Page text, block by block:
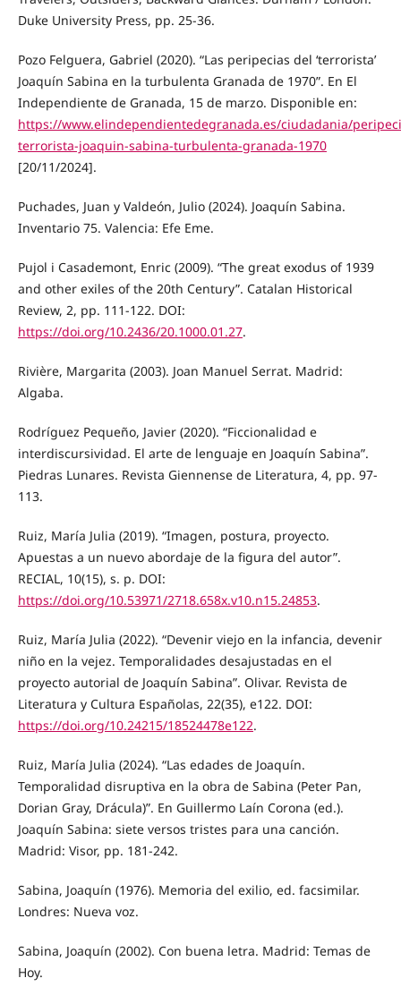
Duke University Press, pp. 25-36.
Pozo Felguera, Gabriel (2020). “Las peripecias del ‘terrorista’
Joaquín Sabina en la turbulenta Granada de 1970”. En El
Independiente de Granada, 15 de marzo. Disponible en:
https://www.elindependientedegranada.es/ciudadania/
terrorista-joaquin-sabina-turbulenta-granada-1970
[20/11/2024].
Puchades, Juan y Valdeón, Julio (2024). Joaquín Sabina.
Inventario 75. Valencia: Efe Eme.
Pujol i Casademont, Enric (2009). “The great exodus of 1939
and other exiles of the 20th Century”. Catalan Historical
Review, 2, pp. 111-122. DOI:
https://doi.org/10.2436/20.1000.01.27.
Rivière, Margarita (2003). Joan Manuel Serrat. Madrid:
Algaba.
Rodríguez Pequeño, Javier (2020). “Ficcionalidad e
interdiscursividad. El arte de lenguaje en Joaquín Sabina”.
Piedras Lunares. Revista Giennense de Literatura, 4, pp. 97-
113.
Ruiz, María Julia (2019). “Imagen, postura, proyecto.
Apuestas a un nuevo abordaje de la figura del autor”.
RECIAL, 10(15), s. p. DOI:
https://doi.org/10.53971/2718.658x.v10.n15.24853.
Ruiz, María Julia (2022). “Devenir viejo en la infancia, devenir
niño en la vejez. Temporalidades desajustadas en el
proyecto autorial de Joaquín Sabina”. Olivar. Revista de
Literatura y Cultura Españolas, 22(35), e122. DOI:
https://doi.org/10.24215/18524478e122.
Ruiz, María Julia (2024). “Las edades de Joaquín.
Temporalidad disruptiva en la obra de Sabina (Peter Pan,
Dorian Gray, Drácula)”. En Guillermo Laín Corona (ed.).
Joaquín Sabina: siete versos tristes para una canción.
Madrid: Visor, pp. 181-242.
Sabina, Joaquín (1976). Memoria del exilio, ed. facsimilar.
Londres: Nueva voz.
Sabina, Joaquín (2002). Con buena letra. Madrid: Temas de
Hoy.